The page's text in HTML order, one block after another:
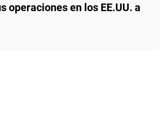
operaciones en los EE.UU. a